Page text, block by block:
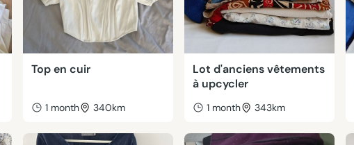
Top en cuir
1 month 340km
Lot d'anciens vêtements
à upcycler
1 month 343km